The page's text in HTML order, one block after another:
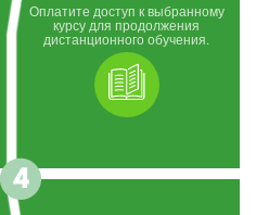
Оплатите доступ к выбранному
курсу для продолжения
дистанционного обучения.